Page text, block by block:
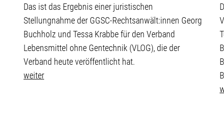
Das ist das Ergebnis einer juristischen
Stellungnahme der GGSC-Rechtsanwält:innen Georg
Buchholz und Tessa Krabbe für den Verband
Lebensmittel ohne Gentechnik (VLOG), die der
Verband heute veröffentlicht hat.
weiter